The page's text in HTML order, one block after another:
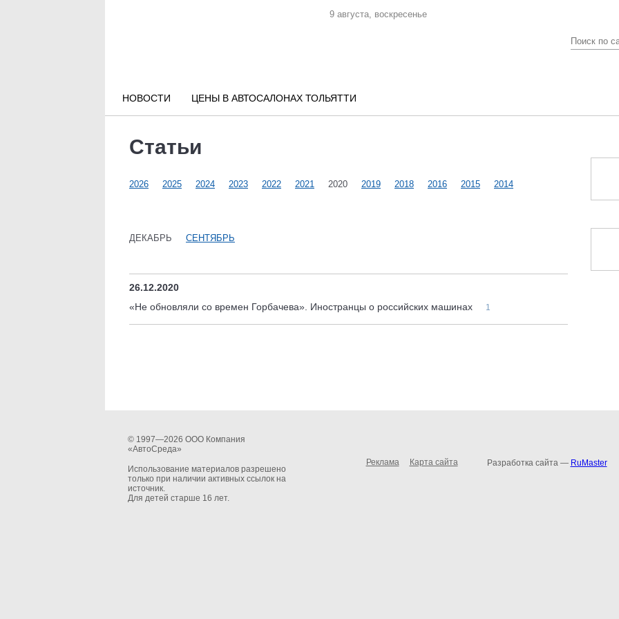
9 августа, воскресенье
НОВОСТИ ЦЕНЫ В АВТОСАЛОНАХ ТОЛЬЯТТИ
Статьи
2026 2025 2024 2023 2022 2021 2020 2019 2018 2016 2015 2014
ДЕКАБРЬ СЕНТЯБРЬ
26.12.2020
«Не обновляли со времен Горбачева». Иностранцы о российских машинах
1
© 1997—2026 ООО Компания
«АвтоСреда»
Использование материалов разрешено
только при наличии активных ссылок на
источник.
Для детей старше 16 лет.
Реклама Карта сайта Разработка сайта — RuMaster